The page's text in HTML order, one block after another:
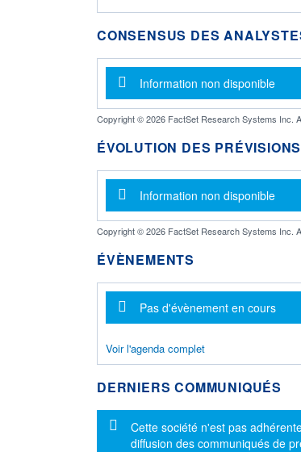
CONSENSUS DES
Message d'information
Information non disponible
Copyright © 2026 FactSet Research Systems Inc.
ÉVOLUTION DES
Message d'information
Information non disponible
Copyright © 2026 FactSet Research Systems Inc.
ÉVÈNEMENTS
Message d'information
Pas d'évènement en cours
Voir l'agenda complet
DERNIERS COMMUNIQUÉS
Message d'information
Cette société n'est pas
diffusion des communiqués de